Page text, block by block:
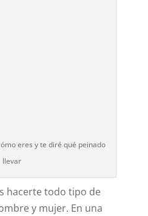
eres y te diré qué peinado
llevar
hacerte todo tipo de
y mujer. En una